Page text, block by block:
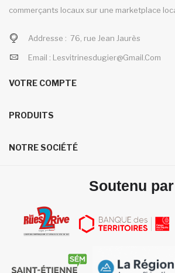
commerçants locaux sur une marketplace
Addresse : 76, rue Jean Jaurès
Email : Lesvitrinesdugier@gmail.com
VOTRE COMPTE
PRODUITS
NOTRE SOCIÉTÉ
Soutenu par